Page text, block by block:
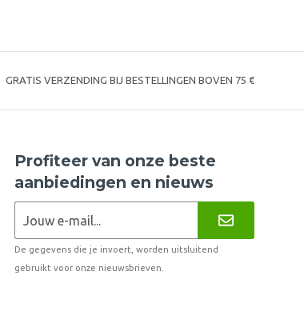
GRATIS VERZENDING BIJ BESTELLINGEN BOVEN 75 €
Profiteer van onze beste
aanbiedingen en nieuws
De gegevens die je invoert, worden uitsluitend
gebruikt voor onze nieuwsbrieven.